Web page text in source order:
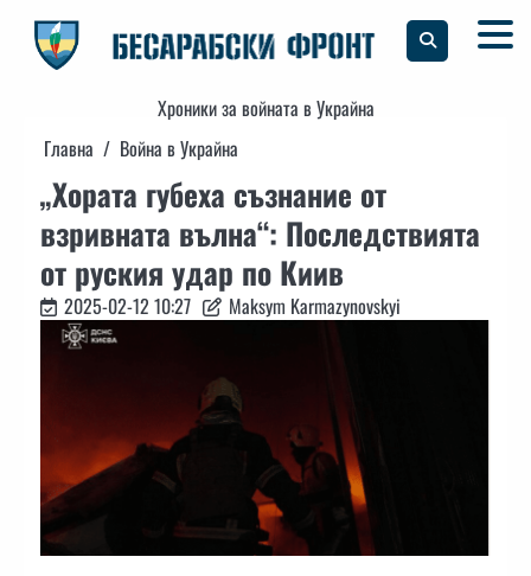
content
Хроники за войната в Украйна
Главна
Война в Украйна
„Хората губеха съзнание от
взривната вълна“: Последствията
от руския удар по Киив
2025-02-12 10:27 Maksym Karmazynovskyi